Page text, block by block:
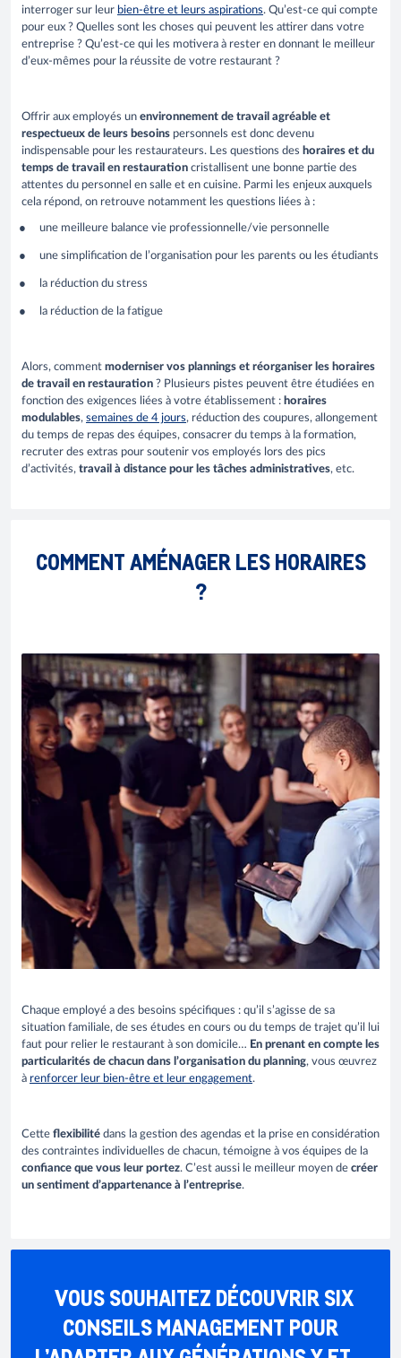
interroger sur leur bien-être et leurs aspirations. Qu’est-ce qui compte
pour eux ? Quelles sont les choses qui peuvent les attirer dans votre
entreprise ? Qu’est-ce qui les motivera à rester en donnant le meilleur
d’eux-mêmes pour la réussite de votre restaurant ?
Offrir aux employés un environnement de travail agréable et
respectueux de leurs besoins personnels est donc devenu
indispensable pour les restaurateurs. Les questions des horaires et du
temps de travail en restauration cristallisent une bonne partie des
attentes du personnel en salle et en cuisine. Parmi les enjeux auxquels
cela répond, on retrouve notamment les questions liées à :
une meilleure balance vie professionnelle/vie personnelle
une simplification de l’organisation pour les parents ou les étudiants
la réduction du stress
la réduction de la fatigue
Alors, comment moderniser vos plannings et réorganiser les horaires
de travail en restauration ? Plusieurs pistes peuvent être étudiées en
fonction des exigences liées à votre établissement : horaires
modulables, semaines de 4 jours, réduction des coupures, allongement
du temps de repas des équipes, consacrer du temps à la formation,
recruter des extras pour soutenir vos employés lors des pics
d’activités, travail à distance pour les tâches administratives, etc.
COMMENT AMÉNAGER LES HORAIRES
?
Chaque employé a des besoins spécifiques : qu’il s’agisse de sa
situation familiale, de ses études en cours ou du temps de trajet qu’il lui
faut pour relier le restaurant à son domicile… En prenant en compte les
particularités de chacun dans l’organisation du planning, vous œuvrez
à renforcer leur bien-être et leur engagement.
Cette flexibilité dans la gestion des agendas et la prise en considération
des contraintes individuelles de chacun, témoigne à vos équipes de la
confiance que vous leur portez. C’est aussi le meilleur moyen de créer
un sentiment d’appartenance à l’entreprise.
VOUS SOUHAITEZ DÉCOUVRIR SIX
CONSEILS MANAGEMENT POUR